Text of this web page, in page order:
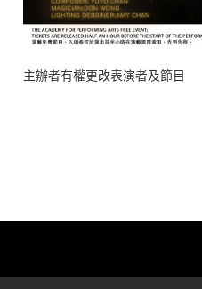
主辦者有權更改表演者及節目